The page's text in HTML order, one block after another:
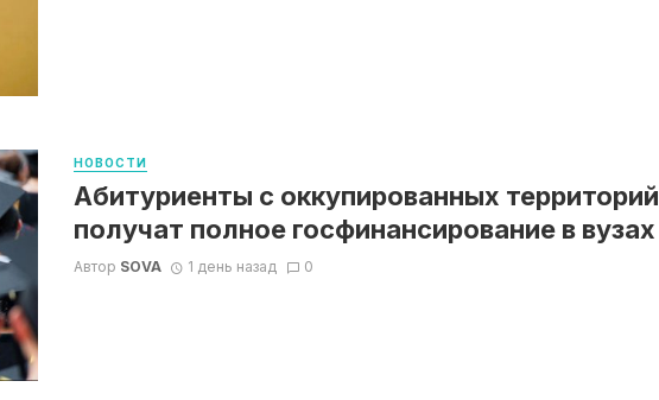
НОВОСТИ
Абитуриенты с оккупированных территорий
получат полное госфинансирование в вузах
Автор SOVA 1 день назад 0